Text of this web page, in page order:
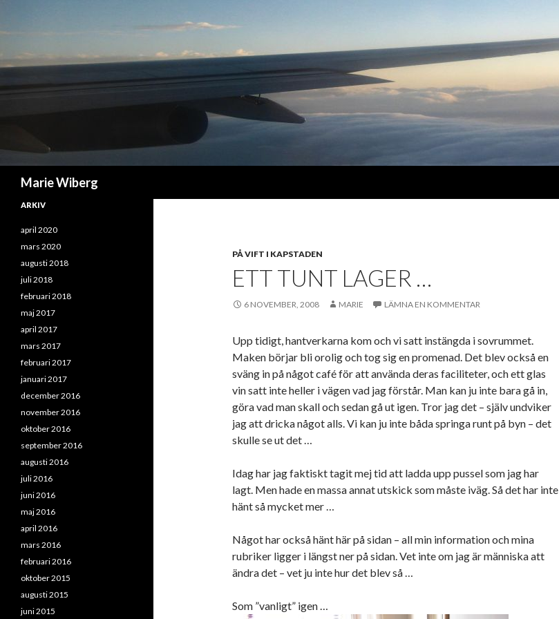
Marie Wiberg
PÅ VIFT I KAPSTADEN
ETT TUNT LAGER …
6 NOVEMBER, 2008 MARIE LÄMNA EN KOMMENTAR
Upp tidigt, hantverkarna kom och vi satt instängda i sovrummet.
Maken börjar bli orolig och tog sig en promenad. Det blev också en
sväng in på något café för att använda deras faciliteter, och ett glas
vin satt inte heller i vägen vad jag förstår. Man kan ju inte bara gå in,
göra vad man skall och sedan gå ut igen. Tror jag det – själv undviker
jag att dricka något alls. Vi kan ju inte båda springa runt på byn – det
skulle se ut det …
Idag har jag faktiskt tagit mej tid att ladda upp pussel som jag har
lagt. Men hade en massa annat utskick som måste iväg. Så det har inte
hänt så mycket mer …
Något har också hänt här på sidan – all min information och mina
rubriker ligger i längst ner på sidan. Vet inte om jag är människa att
ändra det – vet ju inte hur det blev så …
Som ”vanligt” igen …
ARKIV
april 2020
mars 2020
augusti 2018
juli 2018
februari 2018
maj 2017
april 2017
mars 2017
februari 2017
januari 2017
december 2016
november 2016
oktober 2016
september 2016
augusti 2016
juli 2016
juni 2016
maj 2016
april 2016
mars 2016
februari 2016
oktober 2015
augusti 2015
juni 2015